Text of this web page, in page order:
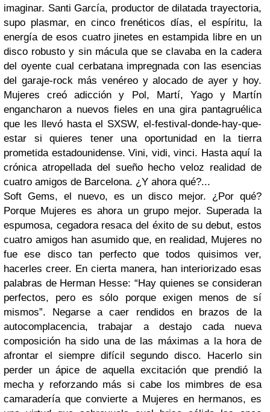
imaginar. Santi García, productor de dilatada trayectoria,
supo plasmar, en cinco frenéticos días, el espíritu, la
energía de esos cuatro jinetes en estampida libre en un
disco robusto y sin mácula que se clavaba en la cadera
del oyente cual cerbatana impregnada con las esencias
del garaje-rock más venéreo y alocado de ayer y hoy.
Mujeres creó adicción y Pol, Martí, Yago y Martín
engancharon a nuevos fieles en una gira pantagruélica
que les llevó hasta el SXSW, el-festival-donde-hay-que-
estar si quieres tener una oportunidad en la tierra
prometida estadounidense. Vini, vidi, vinci. Hasta aquí la
crónica atropellada del sueño hecho veloz realidad de
cuatro amigos de Barcelona. ¿Y ahora qué?...
Soft Gems, el nuevo, es un disco mejor. ¿Por qué?
Porque Mujeres es ahora un grupo mejor. Superada la
espumosa, cegadoraresaca del éxito de su debut, estos
cuatro amigos han asumido que, en realidad, Mujeres no
fue ese disco tan perfecto que todos quisimos ver,
hacerles creer. En cierta manera, han interiorizado esas
palabras de Herman Hesse: “Hay quienes se consideran
perfectos, pero es sólo porque exigen menos de sí
mismos”. Negarse a caer rendidos en brazos de la
autocomplacencia, trabajar a destajo cada nueva
composición ha sido una de las máximas a la hora de
afrontar el siempre difícil segundo disco. Hacerlo sin
perder un ápice de aquella excitación que prendió la
mecha y reforzando más si cabe los mimbres de esa
camaradería que convierte a Mujeres en hermanos, es